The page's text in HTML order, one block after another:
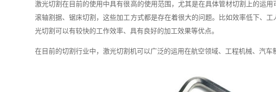
激光切割在目前的使用中具有很高的使用范围，尤其是在具体管材切割上的运
滚轴割据、锯床切割，这些加工方式都是存在着很大的问题。比如效率低下、
光切割可以有较快的工作效率、具有良好的加工效果等优点。
在目前的切割行业中，激光切割机可以广泛的运用在航空领域、工程机械、汽车